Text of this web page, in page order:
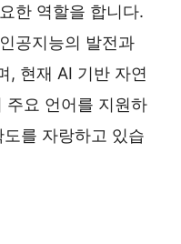
한 역할을 합니다.
공지능의 발전과
, 현재 AI 기반 자연
주요 언어를 지원하
를 자랑하고 있습